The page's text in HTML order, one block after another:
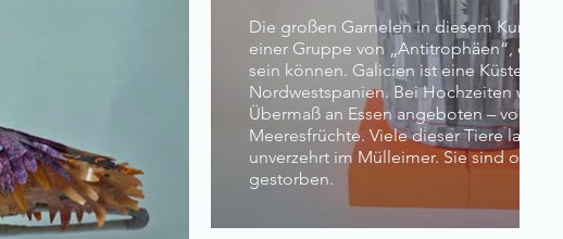
Die großen Garnelen in diesem
einer Gruppe von „Antitrophäen“, die
sein können. Galicien ist eine
Nordwestspanien. Bei Hochzeiten wird
Übermaß an Essen angeboten – vor
Meeresfrüchte. Viele dieser Tiere
unverzehrt im Mülleimer. Sie sind ohne
gestorben.